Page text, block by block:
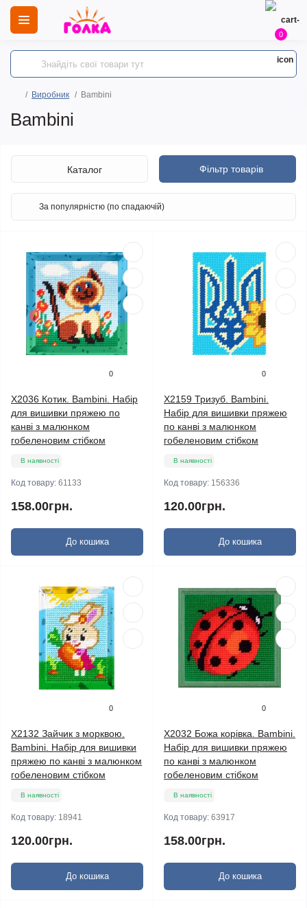
0
Виробник Bambini
Bambini
Фільтр товарів
Каталог
0
X2036 Котик. Bambini. Набір
для вишивки пряжею по
канві з малюнком
гобеленовим стібком
В наявності
Код товару: 61133
158.00грн.
До кошика
0
X2159 Тризуб. Bambini.
Набір для вишивки пряжею
по канві з малюнком
гобеленовим стібком
В наявності
Код товару: 156336
120.00грн.
До кошика
0
X2132 Зайчик з морквою.
Bambini. Набір для вишивки
пряжею по канві з малюнком
гобеленовим стібком
В наявності
Код товару: 18941
120.00грн.
До кошика
0
X2032 Божа корівка. Bambini.
Набір для вишивки пряжею
по канві з малюнком
гобеленовим стібком
В наявності
Код товару: 63917
158.00грн.
До кошика